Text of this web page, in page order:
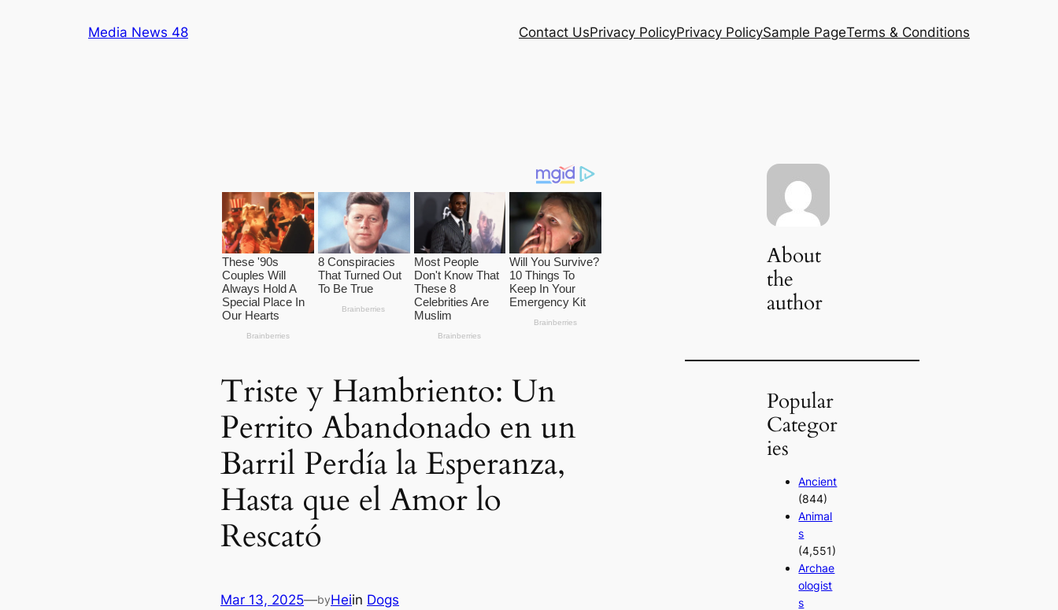
Media News 48 Contact UsPrivacy PolicyPrivacy PolicySample PageTerms & Conditions
Triste y Hambriento: Un
Perrito Abandonado en un
Barril Perdía la Esperanza,
Hasta que el Amor lo
Rescató
Mar 13, 2025—byHeiin Dogs
About
the
author
Popular
Categor
ies
Ancient
(844)
Animal
s
(4,551)
Archae
ologist
s